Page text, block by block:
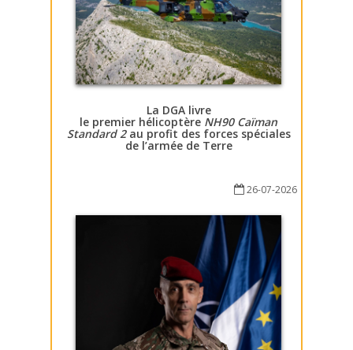
La DGA livre
le premier hélicoptère NH90 Caïman
Standard 2au profit des forces spéciales
de l’armée de Terre
26-07-2026